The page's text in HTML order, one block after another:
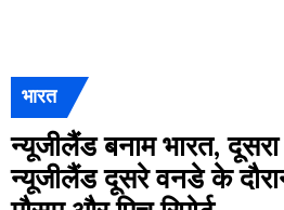
भारत
न्यूजीलैंड बनाम भारत,
न्यूजीलैंड दूसरे वनडे के